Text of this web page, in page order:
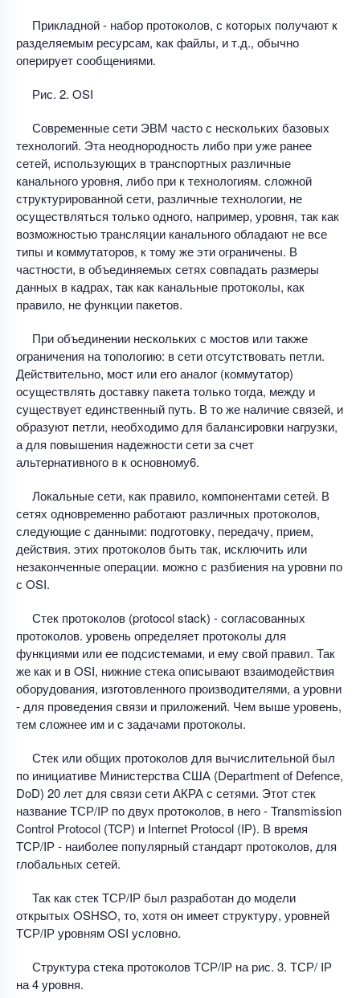
Прикладной - набор протоколов, с которых получают к
разделяемым ресурсам, как файлы, и т.д., обычно
оперирует сообщениями.
Рис. 2. OSI
Современные сети ЭВМ часто с нескольких базовых
технологий. Эта неоднородность либо при уже ранее
сетей, использующих в транспортных различные
канального уровня, либо при к технологиям. сложной
структурированной сети, различные технологии, не
осуществляться только одного, например, уровня, так как
возможностью трансляции канального обладают не все
типы и коммутаторов, к тому же эти ограничены. В
частности, в объединяемых сетях совпадать размеры
данных в кадрах, так как канальные протоколы, как
правило, не функции пакетов.
При объединении нескольких с мостов или также
ограничения на топологию: в сети отсутствовать петли.
Действительно, мост или его аналог (коммутатор)
осуществлять доставку пакета только тогда, между и
существует единственный путь. В то же наличие связей, и
образуют петли, необходимо для балансировки нагрузки,
а для повышения надежности сети за счет
альтернативного в к основному6.
Локальные сети, как правило, компонентами сетей. В
сетях одновременно работают различных протоколов,
следующие с данными: подготовку, передачу, прием,
действия. этих протоколов быть так, исключить или
незаконченные операции. можно с разбиения на уровни по
с OSI.
Стек протоколов (protocol stack) - согласованных
протоколов. уровень определяет протоколы для
функциями или ее подсистемами, и ему свой правил. Так
же как и в OSI, нижние стека описывают взаимодействия
оборудования, изготовленного производителями, а уровни
- для проведения связи и приложений. Чем выше уровень,
тем сложнее им и с задачами протоколы.
Стек или общих протоколов для вычислительной был
по инициативе Министерства США (Department оf Defence,
DoD) 20 лет для связи сети АКРА с сетями. Этот стек
название ТСР/IР по двух протоколов, в него - Transmission
Control Protocol (TCP) и Internet Protocol (IР). В время
ТСР/IР - наиболее популярный стандарт протоколов, для
глобальных сетей.
Так как стек ТСР/IР был разработан до модели
открытых OSHSO, то, хотя он имеет структуру, уровней
ТСР/IР уровням OSI условно.
Структура стека протоколов ТСР/IР на рис. 3. ТСР/ IР
на 4 уровня.